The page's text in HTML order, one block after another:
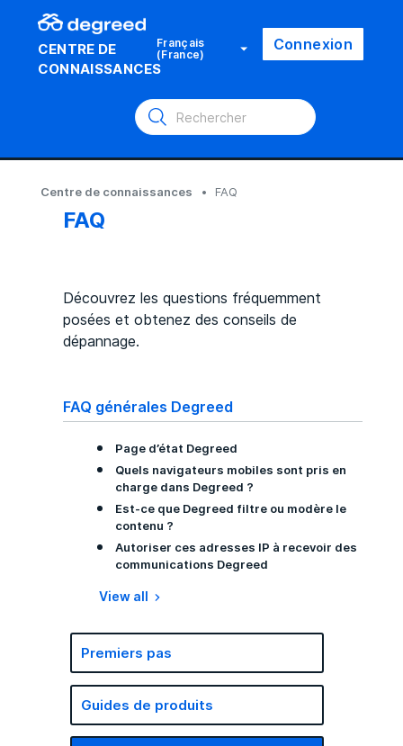
CENTRE DE
CONNAISSANCES
Français
(France) Connexion
Centre de connaissances FAQ
Premiers pas
Guides de produits
FAQ
Découvrez les questions fréquemment
posées et obtenez des conseils de
dépannage.
FAQ générales Degreed
Page d’état Degreed
Quels navigateurs mobiles sont pris en
charge dans Degreed ?
Est-ce que Degreed filtre ou modère le
contenu ?
Autoriser ces adresses IP à recevoir des
communications Degreed
View all